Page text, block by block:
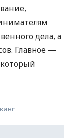
дела, а
Главное —